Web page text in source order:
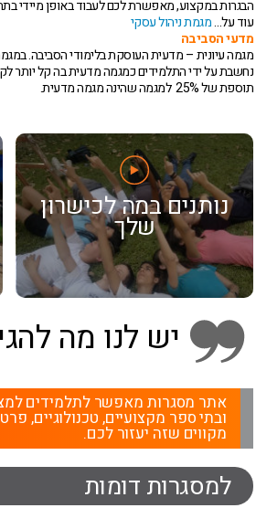
עוד על…מגמת ניהול עסקי
מדעי הסביבה
תוספת של 25% למגמה שהינה מגמה מדעית.
נותנים במה לכישרון
שלך
יש לנו מה
אתר מסגרות מאפשר לתלמידים
ובתי ספר מקצועיים, טכנולוגיים,
מקווים שזה יעזור לכם.
למסגרות דומות